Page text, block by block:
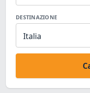
DESTINAZIONE
Italia